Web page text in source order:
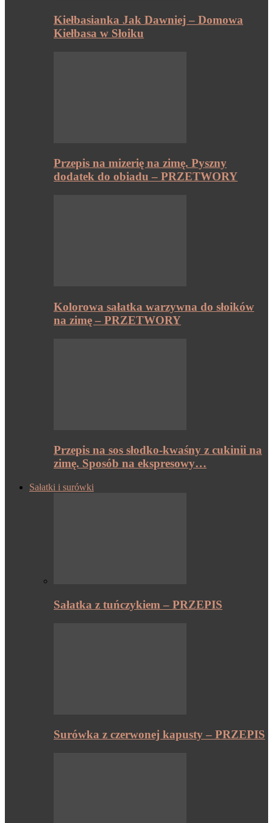
Kiełbasianka Jak Dawniej – Domowa
Kiełbasa w Słoiku
Przepis na mizerię na zimę. Pyszny
dodatek do obiadu – PRZETWORY
Kolorowa sałatka warzywna do słoików
na zimę – PRZETWORY
Przepis na sos słodko-kwaśny z cukinii na
zimę. Sposób na ekspresowy…
Sałatki i surówki
Sałatka z tuńczykiem – PRZEPIS
Surówka z czerwonej kapusty – PRZEPIS